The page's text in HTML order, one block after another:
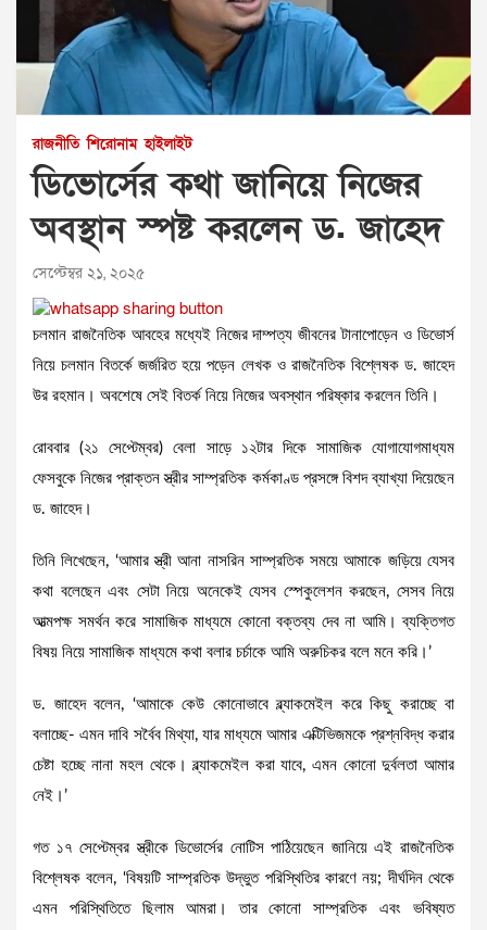
রাজনীতি শিরোনাম হাইলাইট
ডিভোর্সের কথা জানিয়ে নিজের
অবস্থান স্পষ্ট করলেন ড. জাহেদ
সেপ্টেম্বর ২১, ২০২৫
চলমান রাজনৈতিক আবহের মধ্যেই নিজের দাম্পত্য জীবনের টানাপোড়েন ও ডিভোর্স
নিয়ে চলমান বিতর্কে জর্জরিত হয়ে পড়েন লেখক ও রাজনৈতিক বিশ্লেষক ড. জাহেদ
উর রহমান। অবশেষে সেই বিতর্ক নিয়ে নিজের অবস্থান পরিষ্কার করলেন তিনি।
রোববার (২১ সেপ্টেম্বর) বেলা সাড়ে ১২টার দিকে সামাজিক যোগাযোগমাধ্যম
ফেসবুকে নিজের প্রাক্তন স্ত্রীর সাম্প্রতিক কর্মকাণ্ড প্রসঙ্গে বিশদ ব্যাখ্যা দিয়েছেন
ড. জাহেদ।
তিনি লিখেছেন, ‘আমার স্ত্রী আনা নাসরিন সাম্প্রতিক সময়ে আমাকে জড়িয়ে যেসব
কথা বলেছেন এবং সেটা নিয়ে অনেকেই যেসব স্পেকুলেশন করছেন, সেসব নিয়ে
আত্মপক্ষ সমর্থন করে সামাজিক মাধ্যমে কোনো বক্তব্য দেব না আমি। ব্যক্তিগত
বিষয় নিয়ে সামাজিক মাধ্যমে কথা বলার চর্চাকে আমি অরুচিকর বলে মনে করি।’
ড. জাহেদ বলেন, ‘আমাকে কেউ কোনোভাবে ব্ল্যাকমেইল করে কিছু করাচ্ছে বা
বলাচ্ছে- এমন দাবি সর্বৈব মিথ্যা, যার মাধ্যমে আমার এক্টিভিজমকে প্রশ্নবিদ্ধ করার
চেষ্টা হচ্ছে নানা মহল থেকে। ব্ল্যাকমেইল করা যাবে, এমন কোনো দুর্বলতা আমার
নেই।’
গত ১৭ সেপ্টেম্বর স্ত্রীকে ডিভোর্সের নোটিস পাঠিয়েছেন জানিয়ে এই রাজনৈতিক
বিশ্লেষক বলেন, ‘বিষয়টি সাম্প্রতিক উদ্ভুত পরিস্থিতির কারণে নয়; দীর্ঘদিন থেকে
এমন পরিস্থিতিতে ছিলাম আমরা। তার কোনো সাম্প্রতিক এবং ভবিষ্যত